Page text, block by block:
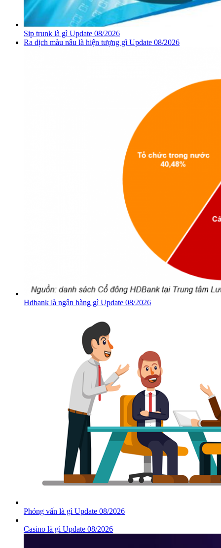
Sip trunk là gì Update 08/2026
Ra dịch màu nâu là hiện tượng gì Update 08/2026
Hdbank là ngân hàng gì Update 08/2026
Phỏng vấn là gì Update 08/2026
Casino là gì Update 08/2026